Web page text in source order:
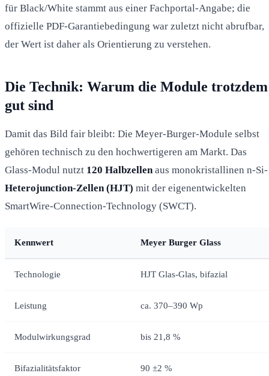
für Black/White stammt aus einer Fachportal-Angabe; die
offizielle PDF-Garantiebedingung war zuletzt nicht abrufbar,
der Wert ist daher als Orientierung zu verstehen.
Die Technik: Warum die Module trotzdem
gut sind
Damit das Bild fair bleibt: Die Meyer-Burger-Module selbst
gehören technisch zu den hochwertigeren am Markt. Das
Glass-Modul nutzt 120 Halbzellen aus monokristallinen n-Si-
Heterojunction-Zellen (HJT) mit der eigenentwickelten
SmartWire-Connection-Technology (SWCT).
Kennwert Meyer Burger Glass
Technologie HJT Glas-Glas, bifazial
Leistung ca. 370–390 Wp
Modulwirkungsgrad bis 21,8 %
Bifazialitätsfaktor 90 ±2 %